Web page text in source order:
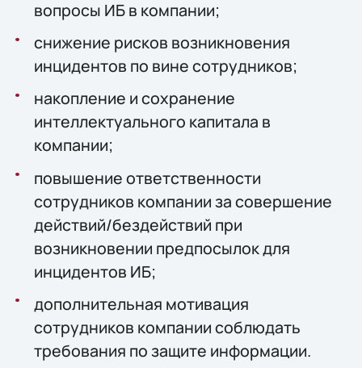
вопросы ИБ в компании;
снижение рисков возникновения
инцидентов по вине сотрудников;
накопление и сохранение
интеллектуального капитала в
компании;
повышение ответственности
сотрудников компании за совершение
действий/бездействий при
возникновении предпосылок для
инцидентов ИБ;
дополнительная мотивация
сотрудников компании соблюдать
требования по защите информации.